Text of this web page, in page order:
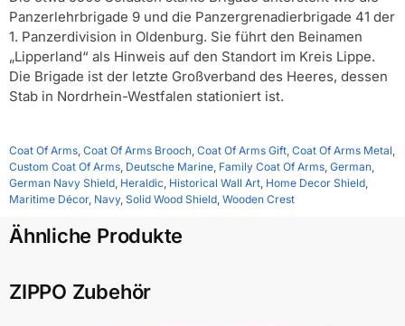
Panzerlehrbrigade 9 und die Panzergrenadierbrigade 41 der
1. Panzerdivision in Oldenburg. Sie führt den Beinamen
„Lipperland“ als Hinweis auf den Standort im Kreis Lippe.
Die Brigade ist der letzte Großverband des Heeres, dessen
Stab in Nordrhein-Westfalen stationiert ist.
Coat Of Arms Coat Of Arms Brooch Coat Of Arms Gift Coat Of Arms Metal
Custom Coat Of Arms Deutsche Marine Family Coat Of Arms German
German Navy Shield Heraldic Historical Wall Art Home Decor Shield
Maritime Décor, Navy, Solid Wood Shield Wooden Crest
Ähnliche Produkte
ZIPPO Zubehör